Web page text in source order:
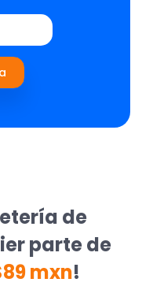
de
parte de
mxn!